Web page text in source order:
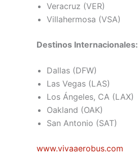
Veracruz (VER)
Villahermosa (VSA)
Destinos Internacionales:
Dallas (DFW)
Las Vegas (LAS)
Los Ángeles, CA (LAX)
Oakland (OAK)
San Antonio (SAT)
www.vivaaerobus.com